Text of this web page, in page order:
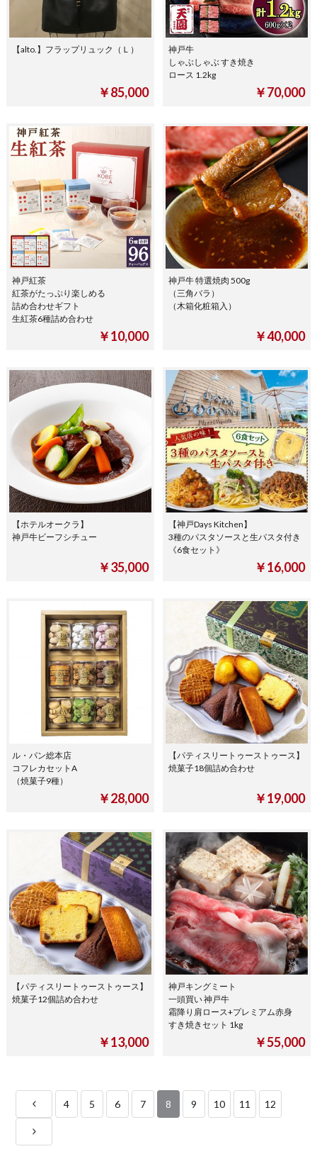
【alto.】フラップリュック（Ｌ）
￥85,000
神戸牛
しゃぶしゃぶ すき焼き
ロース 1.2kg
￥70,000
神戸紅茶
紅茶がたっぷり楽しめる
詰め合わせギフト
生紅茶6種詰め合わせ
￥10,000
神戸牛 特選焼肉 500g
（三角バラ）
（木箱化粧箱入）
￥40,000
【ホテルオークラ】
神戸牛ビーフシチュー
￥35,000
【神戸Days Kitchen】
3種のパスタソースと生パスタ付き
《6食セット》
￥16,000
ル・パン総本店
コフレカセットA
（焼菓子9種）
￥28,000
【パティスリートゥーストゥース】
焼菓子18個詰め合わせ
￥19,000
【パティスリートゥーストゥース】
焼菓子12個詰め合わせ
￥13,000
神戸キングミート
一頭買い 神戸牛
霜降り肩ロース+プレミアム赤身
すき焼きセット 1kg
￥55,000
4 5 6 7 8 9 10 11 12